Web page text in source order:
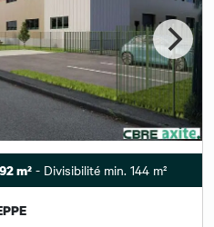
m² - Divisibilité min. 144 m²